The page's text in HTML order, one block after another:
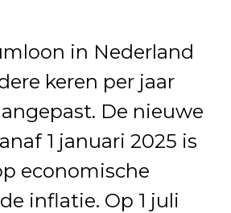
in Nederland
keren per jaar
De nieuwe
1 januari 2025 is
economische
inflatie. Op 1 juli